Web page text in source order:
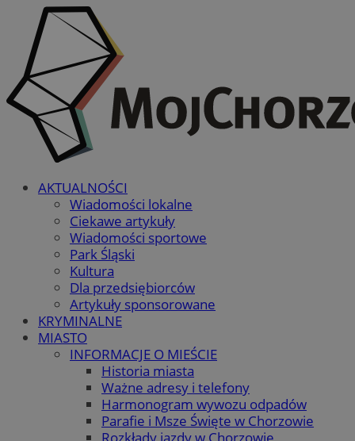
AKTUALNOŚCI
Wiadomości lokalne
Ciekawe artykuły
Wiadomości sportowe
Park Śląski
Kultura
Dla przedsiębiorców
Artykuły sponsorowane
KRYMINALNE
MIASTO
INFORMACJE O MIEŚCIE
Historia miasta
Ważne adresy i telefony
Harmonogram wywozu odpadów
Parafie i Msze Święte w Chorzowie